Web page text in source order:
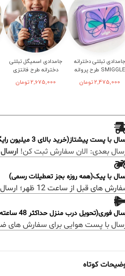
جامدادی تبلتی دخترانه
SMIGGLE طرح پروانه
2,475,000تومان
جامدادی اسمیگل تبلتی
دخترانه طرح فانتزی
2,675,000 تومان
با پست پیشتاز(خرید بالای 3 میلیون رایگان)
بعدی: الان سفارش ثبت کن!
با پیک(همه روزه بجز تعطیلات رسمی)
های قبل از ساعت 12 ظهر؛ ارسال همان روز خواهد بود.
فوری(تحویل درب منزل حداکثر 48 ساعته)
با پست هوایی برای سفارش های
کوتاه